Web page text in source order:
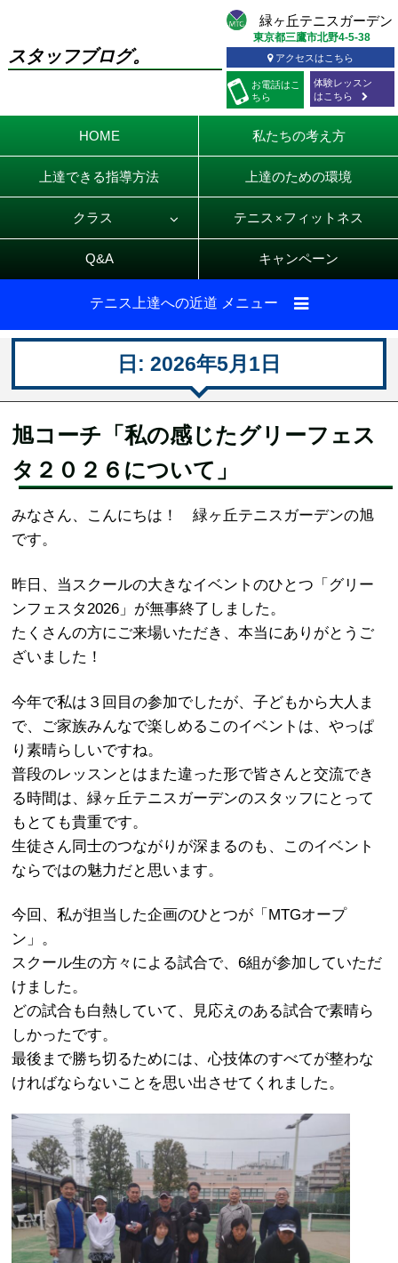
スタッフブログ。
お電話はこ
ちら
東京都三鷹市北野4-5-38
アクセスはこちら
体験レッスン
はこちら
HOME 私たちの考え方
上達できる指導方法 上達のための環境
クラス テニス × フィットネス
Q&A キャンペーン
テニス上達への近道 メニュー
日: 2026年5月1日
旭コーチ「私の感じたグリーフェス
タ２０２６について」
みなさん、こんにちは！ 緑ヶ丘テニスガーデンの旭
です。
昨日、当スクールの大きなイベントのひとつ「グリー
ンフェスタ2026」が無事終了しました。
たくさんの方にご来場いただき、本当にありがとうご
ざいました！
今年で私は３回目の参加でしたが、子どもから大人ま
で、ご家族みんなで楽しめるこのイベントは、やっぱ
り素晴らしいですね。
普段のレッスンとはまた違った形で皆さんと交流でき
る時間は、緑ヶ丘テニスガーデンのスタッフにとって
もとても貴重です。
生徒さん同士のつながりが深まるのも、このイベント
ならではの魅力だと思います。
今回、私が担当した企画のひとつが「MTGオープ
ン」。
スクール生の方々による試合で、6組が参加していただ
けました。
どの試合も白熱していて、見応えのある試合で素晴ら
しかったです。
最後まで勝ち切るためには、心技体のすべてが整わな
ければならないことを思い出させてくれました。